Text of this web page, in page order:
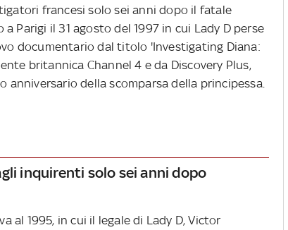
francesi solo sei anni dopo il fatale
Parigi il 31 agosto del 1997 in cui Lady D perse
documentario dal titolo 'Investigating Diana:
britannica Channel 4 e da Discovery Plus,
anniversario della scomparsa della principessa.
inquirenti solo sei anni dopo
al 1995, in cui il legale di Lady D, Victor